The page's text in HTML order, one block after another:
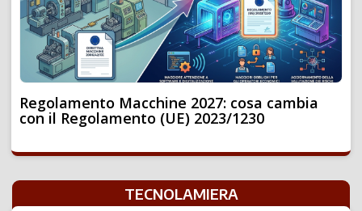
Regolamento Macchine 2027: cosa cambia
con il Regolamento (UE) 2023/1230
TECNOLAMIERA